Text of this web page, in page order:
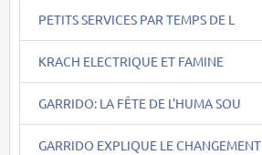
PETITS SERVICES PAR TEMPS DE L
KRACH ELECTRIQUE ET FAMINE
GARRIDO: LA FÊTE DE L'HUMA SOU
GARRIDO EXPLIQUE LE CHANGEMENT